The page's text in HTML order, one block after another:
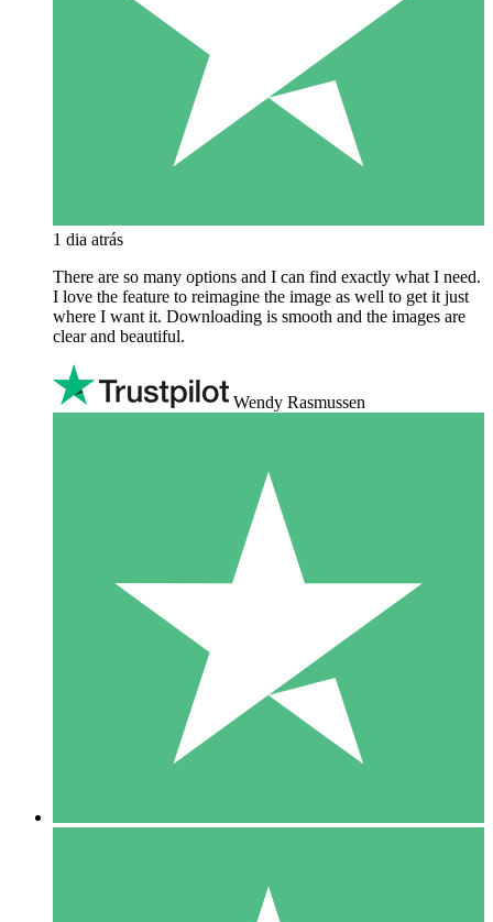
1 dia atrás
There are so many options and I can find exactly what I need.
I love the feature to reimagine the image as well to get it just
where I want it. Downloading is smooth and the images are
clear and beautiful.
Wendy Rasmussen